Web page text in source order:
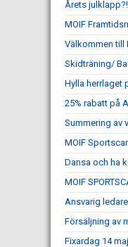
Årets
MOIF
Välkommen till
Skidträning/
Hylla herrlaget
25% rabatt på
Summering av
MOIF
Dansa och ha
MOIF
Ansvarig
Försäljning av
Fixardag 14 maj